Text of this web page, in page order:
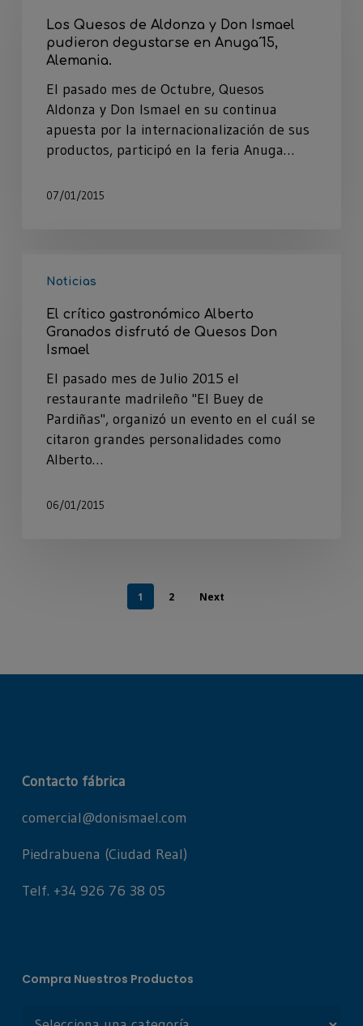
Los Quesos de Aldonza y Don Ismael
pudieron degustarse en Anuga´15,
Alemania.
El pasado mes de Octubre, Quesos
Aldonza y Don Ismael en su continua
apuesta por la internacionalización de sus
productos, participó en la feria Anuga…
07/01/2015
Noticias
El crítico gastronómico Alberto
Granados disfrutó de Quesos Don
Ismael
El pasado mes de Julio 2015 el
restaurante madrileño "El Buey de
Pardiñas", organizó un evento en el cuál se
citaron grandes personalidades como
Alberto…
06/01/2015
1 2 Next
Contacto fábrica
comercial@donismael.com
Piedrabuena (Ciudad Real)
Telf. +34 926 76 38 05
Compra Nuestros Productos